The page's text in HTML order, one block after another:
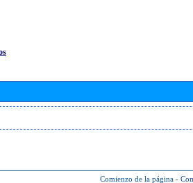
Comienzo de la página -